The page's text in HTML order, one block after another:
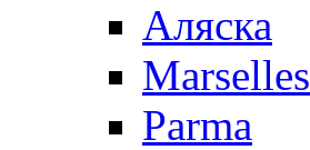
Аляска
Marselles
Parma